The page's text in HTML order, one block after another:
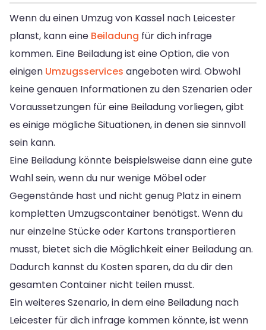
Wenn du einen Umzug von Kassel nach Leicester
planst, kann eine Beiladung für dich infrage
kommen. Eine Beiladung ist eine Option, die von
einigen Umzugsservices angeboten wird. Obwohl
keine genauen Informationen zu den Szenarien oder
Voraussetzungen für eine Beiladung vorliegen, gibt
es einige mögliche Situationen, in denen sie sinnvoll
sein kann.
Eine Beiladung könnte beispielsweise dann eine gute
Wahl sein, wenn du nur wenige Möbel oder
Gegenstände hast und nicht genug Platz in einem
kompletten Umzugscontainer benötigst. Wenn du
nur einzelne Stücke oder Kartons transportieren
musst, bietet sich die Möglichkeit einer Beiladung an.
Dadurch kannst du Kosten sparen, da du dir den
gesamten Container nicht teilen musst.
Ein weiteres Szenario, in dem eine Beiladung nach
Leicester für dich infrage kommen könnte, ist wenn